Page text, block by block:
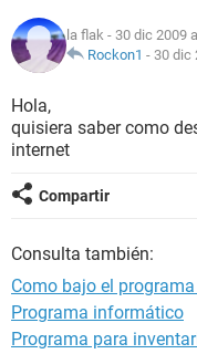
la flak - 30 dic 2009
Rockon1 - 30 dic
Hola,
quisiera saber como
internet
Compartir
Consulta también:
Como bajo el
Programa informático
Programa para